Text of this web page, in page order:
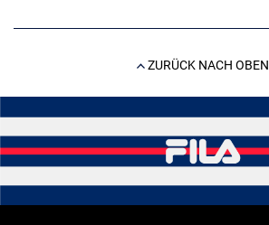
ZURÜCK NACH OBEN